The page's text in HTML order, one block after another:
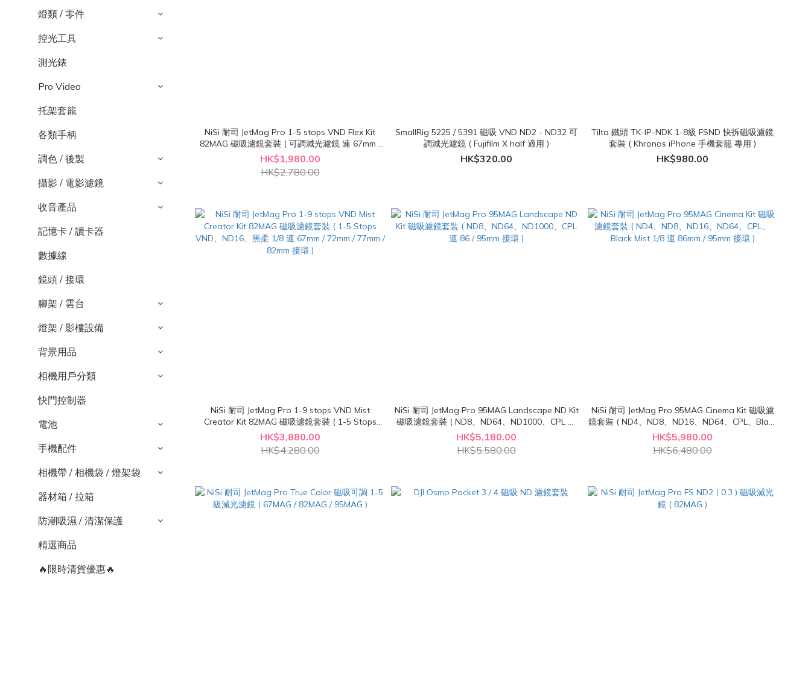
燈類 / 零件
控光工具
測光錶
Pro Video
托架套籠
各類手柄
調色 / 後製
攝影 / 電影濾鏡
收音產品
記憶卡 / 讀卡器
數據線
鏡頭 / 接環
腳架 / 雲台
燈架 / 影樓設備
背景用品
相機用戶分類
快門控制器
電池
手機配件
相機帶 / 相機袋 / 燈架袋
器材箱 / 拉箱
防潮吸濕 / 清潔保護
精選商品
🔥限時清貨優惠🔥
NiSi 耐司 JetMag Pro 1-5 stops VND Flex Kit
82MAG 磁吸濾鏡套裝 ( 可調減光濾鏡 連 67mm /
72mm / 77mm / 82mm 接環 )
HK$1,980.00
HK$2,780.00
SmallRig 5225 / 5391 磁吸 VND ND2 - ND32 可
調減光濾鏡 ( Fujifilm X half 適用 )
HK$320.00
Tilta 鐵頭 TK-IP-NDK 1-8級 FSND 快拆磁吸濾鏡
套裝 ( Khronos iPhone 手機套籠 專用 )
HK$980.00
NiSi 耐司 JetMag Pro 1-9 stops VND Mist
Creator Kit 82MAG 磁吸濾鏡套裝 ( 1-5 Stops
VND、ND16、黑柔 1/8 連 67mm / 72mm / 77mm /
82mm 接環 )
HK$3,880.00
HK$4,280.00
NiSi 耐司 JetMag Pro 95MAG Landscape ND Kit
磁吸濾鏡套裝 ( ND8、ND64、ND1000、CPL 連
86 / 95mm 接環 )
HK$5,180.00
HK$5,580.00
NiSi 耐司 JetMag Pro 95MAG Cinema Kit 磁吸濾
鏡套裝 ( ND4、ND8、ND16、ND64、CPL、Black
Mist 1/8 連 86mm / 95mm 接環 )
HK$5,980.00
HK$6,480.00